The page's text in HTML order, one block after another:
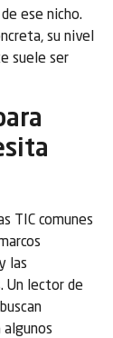
ese nicho.
su nivel
suele ser
TIC comunes
las
Un lector de